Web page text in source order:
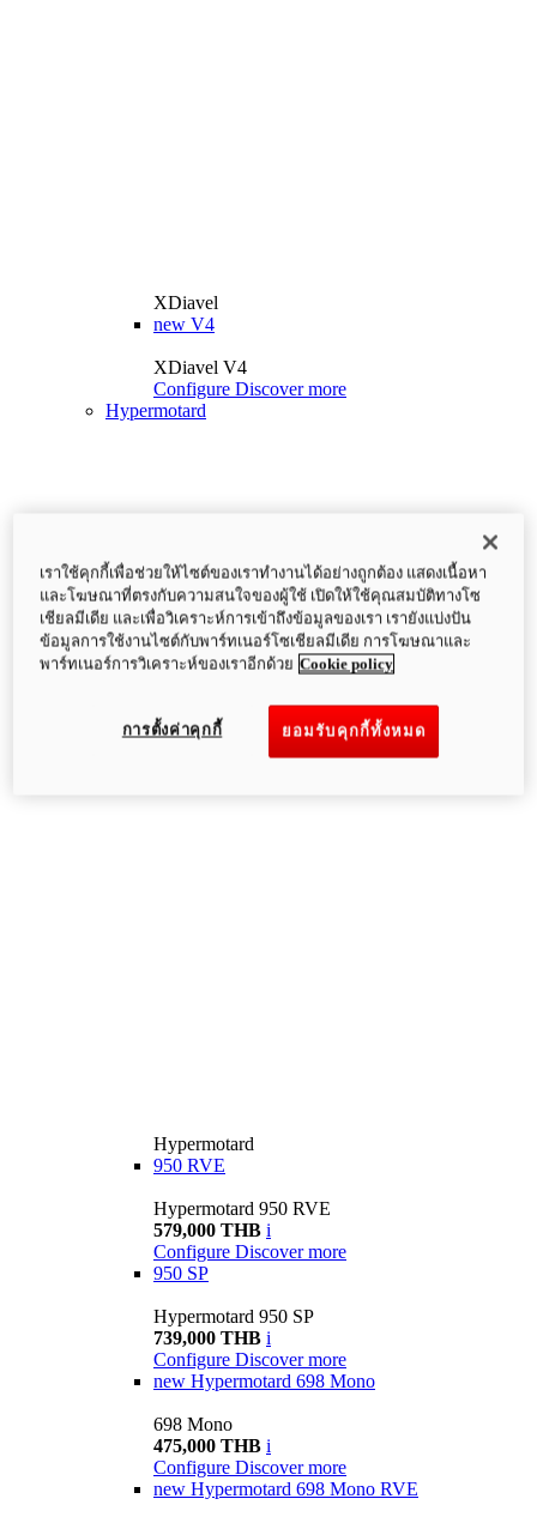
XDiavel
new V4
XDiavel V4
Configure Discover more
Hypermotard
Hypermotard
950 RVE
Hypermotard 950 RVE
579,000 THB i
Configure Discover more
950 SP
Hypermotard 950 SP
739,000 THB i
Configure Discover more
new Hypermotard 698 Mono
698 Mono
475,000 THB i
Configure Discover more
new Hypermotard 698 Mono RVE
เราใช้คุกกี้เพื่อช่วยให้ไซต์ของเราทำงานได้อย่างถูกต้อง แสดงเนื้อหา
และโฆษณาที่ตรงกับความสนใจของผู้ใช้ เปิดให้ใช้คุณสมบัติทางโซ
เชียลมีเดีย และเพื่อวิเคราะห์การเข้าถึงข้อมูลของเรา เรายังแบ่งปัน
ข้อมูลการใช้งานไซต์กับพาร์ทเนอร์โซเชียลมีเดีย การโฆษณาและ
พาร์ทเนอร์การวิเคราะห์ของเราอีกด้วย Cookie policy
ยอมรับคุกกี้ทั้งหมด
การตั้งค่าคุกกี้